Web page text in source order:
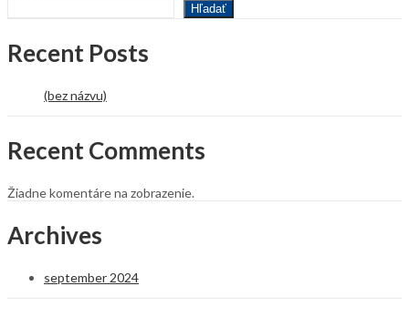
Hľadať
Recent Posts
(bez názvu)
Recent Comments
Žiadne komentáre na zobrazenie.
Archives
september 2024